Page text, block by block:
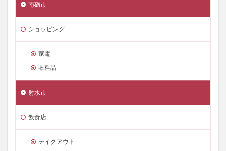
南砺市
ショッピング
家電
衣料品
射水市
飲食店
テイクアウト